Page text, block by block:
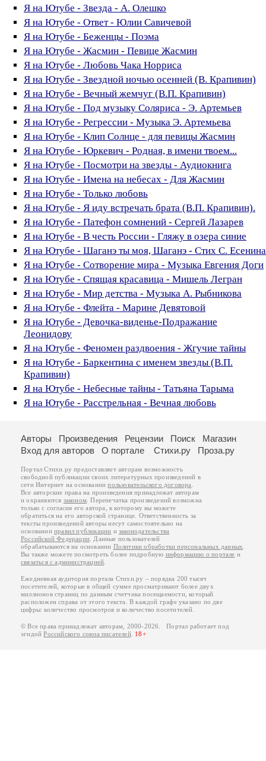
Я на Ютубе - Звезда - А. Олешко
Я на Ютубе - Ответ - Юлии Савичевой
Я на Ютубе - Беженцы - Поэма
Я на Ютубе - Жасмин - Певице Жасмин
Я на Ютубе - Любовь Чака Норриса
Я на Ютубе - Звездной ночью осенней (В. Крапивин)
Я на Ютубе - Вечный жемчуг (В.П. Крапивин)
Я на Ютубе - Под музыку Соляриса - Э. Артемьев
Я на Ютубе - Регрессии - Музыка Э. Артемьева
Я на Ютубе - Клип Солнце - для певицы Жасмин
Я на Ютубе - Юркевич - Родная, в имени твоем...
Я на Ютубе - Посмотри на звезды - Аудиокнига
Я на Ютубе - Имена на небесах - Для Жасмин
Я на Ютубе - Только любовь
Я на Ютубе - Я иду встречать брата (В.П. Крапивин).
Я на Ютубе - Патефон сомнений - Сергей Лазарев
Я на Ютубе - В честь России - Гляжу в озера синие
Я на Ютубе - Шаганэ ты моя, Шаганэ - Стих С. Есенина
Я на Ютубе - Сотворение мира - Музыка Евгения Доги
Я на Ютубе - Спящая красавица - Мишель Легран
Я на Ютубе - Мир детства - Музыка А. Рыбникова
Я на Ютубе - Флейта - Марине Девятовой
Я на Ютубе - Девочка-виденье-Подражание
Леонидову
Я на Ютубе - Феномен раздвоения - Жгучие тайны
Я на Ютубе - Баркентина с именем звезды (В.П.
Крапивин)
Я на Ютубе - Небесные тайны - Татьяна Тарыма
Я на Ютубе - Расстрельная - Вечная любовь
Авторы Произведения Рецензии Поиск
Магазин
Вход для авторов
О портале Стихи.ру Проза.ру
Портал Стихи.ру предоставляет авторам возможность
свободной публикации своих литературных произведений в
сети Интернет на основаниипользовательского договора
Все авторские права на произведения принадлежат авторам
и охраняются законом . Перепечатка произведений возможна
только с согласия его автора, к которому вы можете
обратиться на его авторской странице. Ответственность за
тексты произведений авторы несут самостоятельно на
основанииправил публикации изаконодательства
Российской Федерации . Данные пользователей
обрабатываются на основании Политики обработки персональных данных
Вы также можете посмотреть более подробную информацию о портале и
связаться с администрацией
Ежедневная аудитория портала Стихи.ру – порядка 200 тысяч
посетителей, которые в общей сумме просматривают более двух
миллионов страниц по данным счетчика посещаемости, который
расположен справа от этого текста. В каждой графе указано по две
цифры: количество просмотров и количество посетителей.
© Все права принадлежат авторам, 2000-2026. Портал работает под
эгидойРоссийского союза писателей. 18+